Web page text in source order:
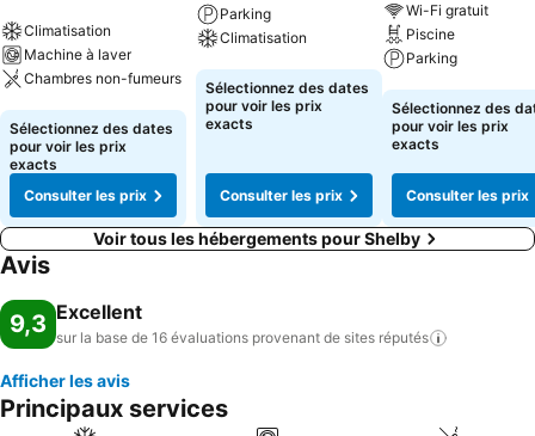
Climatisation
Machine à laver
Chambres non-fumeurs
Consulter les prix
Sélectionnez des dates
pour voir les prix
exacts
Consulter les prix
Parking
Climatisation
Consulter les prix
Sélectionnez des dates
pour voir les prix
exacts
Consulter les prix
Wi-Fi gratuit
Piscine
Parking
Consulter les
Sélectionnez des
pour voir les prix
exacts
Consulter les prix
Voir tous les hébergements pour Shelby
Avis
9,3 Excellent
sur la base de 16 évaluations provenant de sites réputés
Afficher les avis
Principaux services